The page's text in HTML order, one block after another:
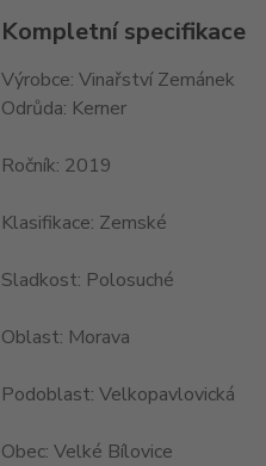
Kompletní specifikace
Výrobce: Vinařství Zemánek
Odrůda: Kerner
Ročník: 2019
Klasifikace: Zemské
Sladkost: Polosuché
Oblast: Morava
Podoblast: Velkopavlovická
Obec: Velké Bílovice